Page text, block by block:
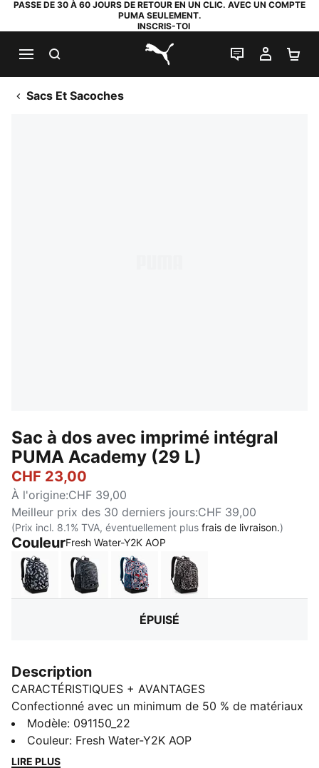
PASSE DE 30 À 60 JOURS DE RETOUR EN UN CLIC. AVEC UN COMPTE
PUMA SEULEMENT.
INSCRIS-TOI
PUMA.com
LIVE CHAT
MON
Sacs Et Sacoches
Sac à dos avec imprimé intégral
PUMA Academy (29 L)
CHF 23,00
À l'origine:CHF 39,00
Meilleur prix des 30 derniers jours:CHF 39,00
(Prix incl. 8.1% TVA, éventuellement plus frais de livraison.)
CouleurFresh Water-Y2K AOP
PUMA Black-Running Icons AOP
Flat Medium Gray-Camouflage AOP
Midnight Petrol-For All Time Red-
Mouse Gray-
ÉPUISÉ
Description
CARACTÉRISTIQUES + AVANTAGES
Confectionné avec un minimum de 50 % de matériaux
recyclés
DÉTAILS
Compartiment principal à fermeture éclair
Modèle: 091150_22
Couleur: Fresh Water-Y2K AOP
LIRE PLUS